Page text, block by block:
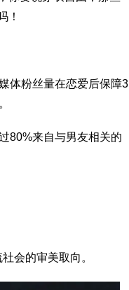
！
体粉丝量在恋爱后保障3
80%来自与男友相关的
会的审美取向。